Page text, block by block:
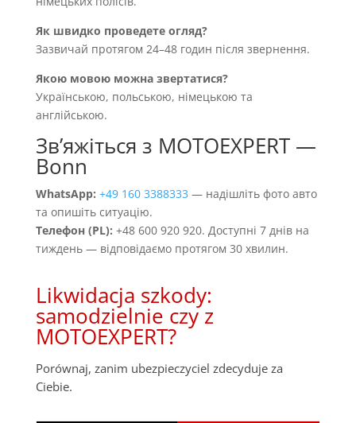
Як швидко проведете огляд?
Зазвичай протягом 24–48 годин після звернення.
Якою мовою можна звертатися?
Українською, польською, німецькою та
англійською.
Звʼяжіться з MOTOEXPERT —
Bonn
WhatsApp: +49 160 3388333 — надішліть фото авто
та опишіть ситуацію.
Телефон (PL): +48 600 920 920. Доступні 7 днів на
тиждень — відповідаємо протягом 30 хвилин.
Likwidacja szkody:
samodzielnie czy z
MOTOEXPERT?
Porównaj, zanim ubezpieczyciel zdecyduje za
Ciebie.